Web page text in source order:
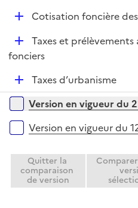
r
e
D
l
r
Cotisation foncière
D
é
e
r
Taxes et
fonciers
D
é
p
e
r
Taxes d’urbanisme
Versions sur la période
Version en vigueur du
Version en vigueur du
Quitter la
comparaison
de version